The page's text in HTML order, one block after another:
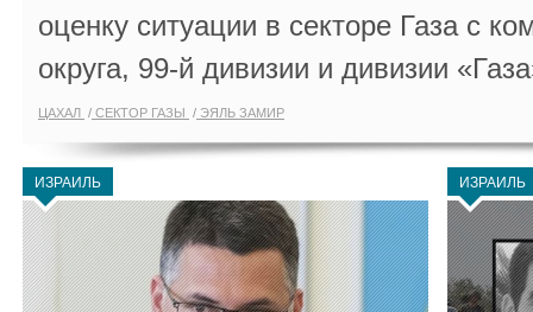
оценку ситуации в секторе Газа с
округа, 99-й дивизии и дивизии
ЦАХАЛ СЕКТОР ГАЗЫ ЭЯЛЬ ЗАМИР
ИЗРАИЛЬ ИЗРАИЛЬ